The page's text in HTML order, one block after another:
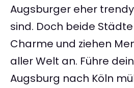
Augsburger eher
sind. Doch beide
Charme und ziehen
aller Welt an. Führe
Augsburg nach Köln